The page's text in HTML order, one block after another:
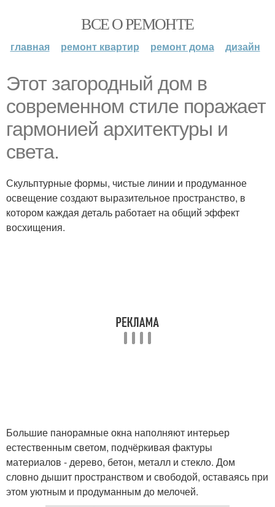
ВСЕ О РЕМОНТЕ
главная ремонт квартир ремонт дома дизайн
Этот загородный дом в
современном стиле поражает
гармонией архитектуры и
света.
Скульптурные формы, чистые линии и продуманное
освещение создают выразительное пространство, в
котором каждая деталь работает на общий эффект
восхищения.
Большие панорамные окна наполняют интерьер
естественным светом, подчёркивая фактуры
материалов - дерево, бетон, металл и стекло. Дом
словно дышит пространством и свободой, оставаясь при
этом уютным и продуманным до мелочей.